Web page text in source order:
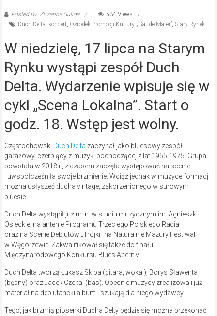
Posted By: Zuzanna Suliga
534 Views
Duch Delta, koncert, Ośrodek Promocji Kultury „Gaude Mater”, Stary Rynek
W niedzielę, 17 lipca na Starym
Rynku wystąpi zespół Duch
Delta. Wydarzenie wpisuje się w
cykl „Scena Lokalna”. Start o
godz. 18. Wstęp jest wolny.
Częstochowski Duch Delta zaczynał jako bluesowy zespół
garażowy, czerpiący z muzyki pochodzącej z lat 1955-1975. Grupa
powstała w 2018 r., z czasem zaczęła występować na scenie
i uwspółcześniła swoje brzmienie. Wciąż jednak w muzyce formacji
można usłyszeć ducha vintage, zakorzenionego w surowym
bluesie.
Duch Delta wystąpił już m.in. w studiu muzycznym im. Agnieszki
Osieckiej na antenie Programu Trzeciego Polskiego Radia
oraz na Scenie Debiutów „Trójki” na Naturalnie Mazury Festiwal
w Węgorzewie. Zakwalifikował się także do finału
Międzynarodowego Konkursu Blues Aperitiv.
Duch Delta tworzą Łukasz Skiba (gitara, wokal), Borys Sławenta
(bębny) oraz Jacek Czekaj (bas). Obecnie muzycy zrealizowali już
materiał na debiutancki album i szukają dla niego wydawcy.
Tego, jak brzmią piosenki Ducha Delty będzie się można przekonać